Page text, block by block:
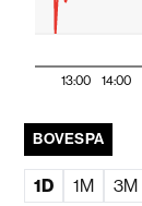
13:00 14:00
BOVESPA
1D 1M 3M